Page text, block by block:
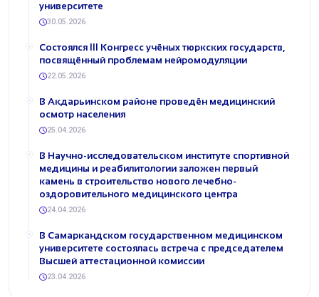
университете
30.05.2026
Состоялся III Конгресс учёных тюркских государств,
посвящённый проблемам нейромодуляции
22.05.2026
В Акдарьинском районе проведён медицинский
осмотр населения
25.04.2026
В Научно-исследовательском институте спортивной
медицины и реабилитологии заложен первый
камень в строительство нового лечебно-
оздоровительного медицинского центра
24.04.2026
В Самаркандском государственном медицинском
университете состоялась встреча с председателем
Высшей аттестационной комиссии
23.04.2026